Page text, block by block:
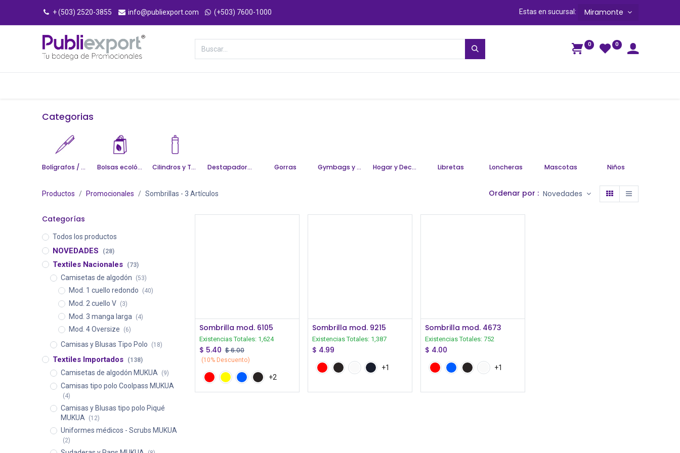
+ (503) 2520-3855 info@publiexport.com (+503) 7600-1000 Estas en sucursal: Miramonte
0 0
Categorias
Bolígrafos / Escritura Bolsas ecológicas Cilindros y Tazas Destapadores y llaveros Gorras Gymbags y Mochilas Hogar y Decoración Libretas Loncheras Mascotas Niños
Productos Promocionales Sombrillas - 3 Artículos Ordenar por : Novedades
Categorías
Todos los productos
NOVEDADES (28)
Textiles Nacionales (73)
Camisetas de algodón (53)
Mod. 1 cuello redondo (40)
Mod. 2 cuello V (3)
Mod. 3 manga larga (4)
Mod. 4 Oversize (6)
Camisas y Blusas Tipo Polo (18)
Textiles Importados (138)
Camisetas de algodón MUKUA (9)
Camisas tipo polo Coolpass MUKUA
(4)
Camisas y Blusas tipo polo Piqué
MUKUA
(12)
Uniformes médicos - Scrubs MUKUA
(2)
Iniciar Sesión
Sombrilla mod. 6105
Existencias Totales: 1,624
$ 5.40 $6.00
(10% Descuento)
+2
Iniciar Sesión
Sombrilla mod. 9215
Existencias Totales: 1,387
$ 4.99
+1
Iniciar Sesión
Sombrilla mod. 4673
Existencias Totales:752
$ 4.00
+1